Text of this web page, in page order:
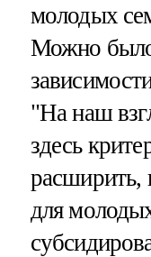
молодых
Можно
"На наш
здесь
расширить,
для